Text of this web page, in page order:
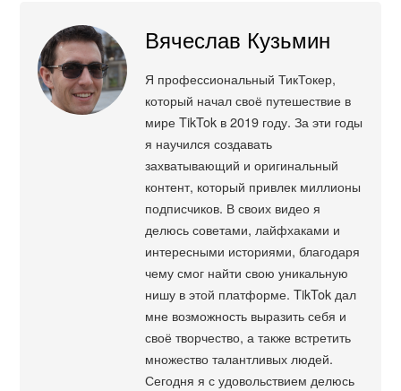
Вячеслав Кузьмин
Я профессиональный ТикТокер,
который начал своё путешествие в
мире TikTok в 2019 году. За эти годы
я научился создавать
захватывающий и оригинальный
контент, который привлек миллионы
подписчиков. В своих видео я
делюсь советами, лайфхаками и
интересными историями, благодаря
чему смог найти свою уникальную
нишу в этой платформе. TikTok дал
мне возможность выразить себя и
своё творчество, а также встретить
множество талантливых людей.
Сегодня я с удовольствием делюсь